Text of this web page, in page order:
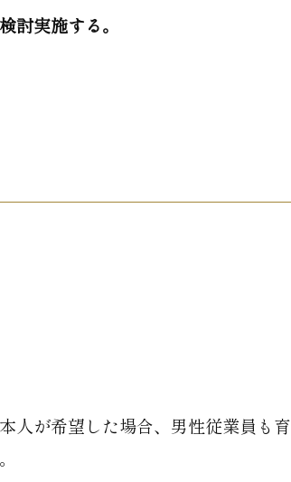
討実施する。
人が希望した場合、男性従業員も育